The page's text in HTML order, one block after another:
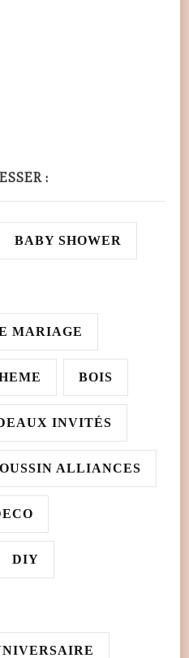
:
BABY SHOWER
MARIAGE
BOIS
INVITÉS
ALLIANCES
DIY